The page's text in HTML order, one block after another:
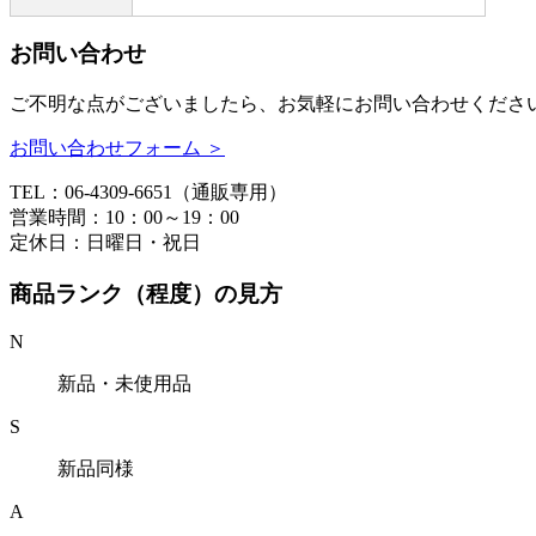
お問い合わせ
ご不明な点がございましたら、お気軽にお問い合わせくださ
お問い合わせフォーム ＞
TEL：06-4309-6651（通販専用）
営業時間：10：00～19：00
定休日：日曜日・祝日
商品ランク（程度）の見方
N
新品・未使用品
S
新品同様
A